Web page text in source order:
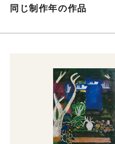
同じ制作年の作品